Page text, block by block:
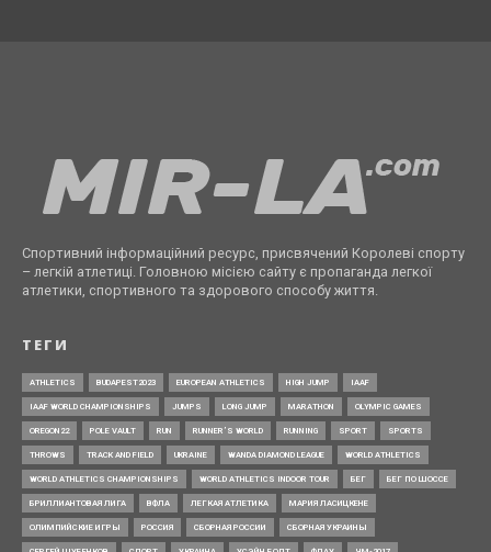
Спортивний інформаційний ресурс, присвячений Королеві спорту
– легкій атлетиці. Головною місією сайту є пропаганда легкої
атлетики, спортивного та здорового способу життя.
ТЕГИ
ATHLETICS BUDAPEST2023 EUROPEAN ATHLETICS HIGH JUMP IAAF
IAAF WORLD CHAMPIONSHIPS JUMPS LONG JUMP MARATHON OLYMPIC GAMES
OREGON22 POLE VAULT RUN RUNNER’S WORLD RUNNING SPORT SPORTS
THROWS TRACK AND FIELD UKRAINE WANDA DIAMOND LEAGUE WORLD ATHLETICS
WORLD ATHLETICS CHAMPIONSHIPS WORLD ATHLETICS INDOOR TOUR БЕГ БЕГ ПО ШОССЕ
БРИЛЛИАНТОВАЯ ЛИГА ВФЛА ЛЕГКАЯ АТЛЕТИКА МАРИЯ ЛАСИЦКЕНЕ
ОЛИМПИЙСКИЕ ИГРЫ РОССИЯ СБОРНАЯ РОССИИ СБОРНАЯ УКРАИНЫ